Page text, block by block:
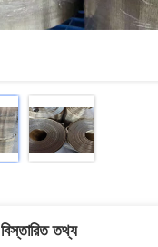
বিস্তারিত তথ্য